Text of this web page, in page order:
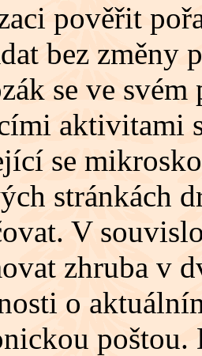
pověřit
bez změny
se ve
aktivitami
se
stránkách
V
zhruba v
o
poštou.